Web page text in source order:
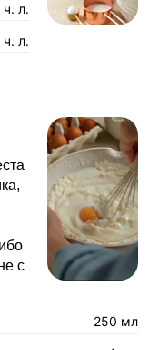
ч. л.
л.
с
250 мл